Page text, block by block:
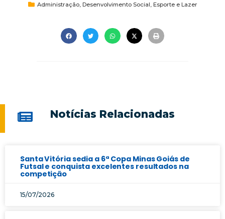
Administração, Desenvolvimento Social, Esporte e Lazer
Notícias Relacionadas
Santa Vitória sedia a 6ª Copa Minas Goiás de
Futsal e conquista excelentes resultados na
competição
15/07/2026